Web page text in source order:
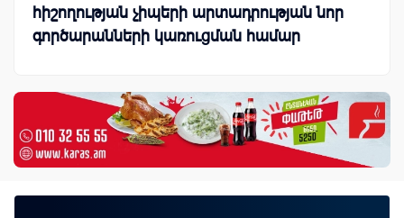
հիշողության չիպերի արտադրության նոր
գործարանների կառուցման համար